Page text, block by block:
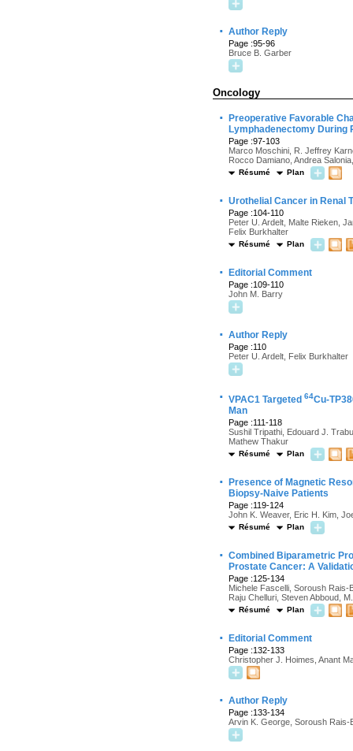
· Author Reply
Page :95-96
Bruce B. Garber
Oncology
·
Preoperative Favorable
Lymphadenectomy
Page :97-103
Marco Moschini, R. Jeffrey
Rocco Damiano, Andrea
Résumé Plan
· Urothelial Cancer in Renal
Page :104-110
Peter U. Ardelt, Malte Rieken,
Felix Burkhalter
Résumé Plan
· Editorial Comment
Page :109-110
John M. Barry
· Author Reply
Page :110
Peter U. Ardelt, Felix Burkhalter
· VPAC1 Targeted 64Cu-
Man
Page :111-118
Sushil Tripathi, Edouard J.
Mathew Thakur
Résumé Plan
·
Presence of Magnetic
Biopsy-Naive Patients
Page :119-124
John K. Weaver, Eric H. Kim,
Résumé Plan
· Combined Biparametric
Prostate Cancer: A
Page :125-134
Michele Fascelli, Soroush Rais-
Raju Chelluri, Steven Abboud,
Résumé Plan
· Editorial Comment
Page :132-133
Christopher J. Hoimes, Anant
· Author Reply
Page :133-134
Arvin K. George, Soroush